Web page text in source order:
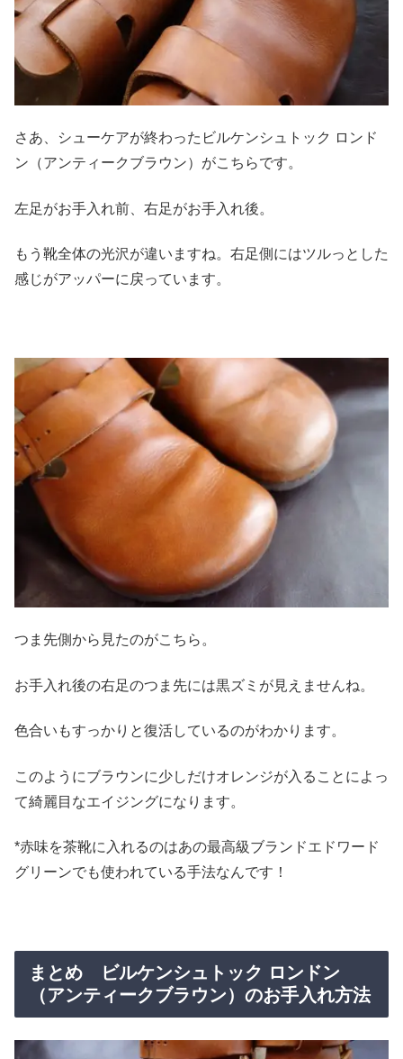
さあ、シューケアが終わったビルケンシュトック ロンド
ン（アンティークブラウン）がこちらです。
左足がお手入れ前、右足がお手入れ後。
もう靴全体の光沢が違いますね。右足側にはツルっとした
感じがアッパーに戻っています。
つま先側から見たのがこちら。
お手入れ後の右足のつま先には黒ズミが見えませんね。
色合いもすっかりと復活しているのがわかります。
このようにブラウンに少しだけオレンジが入ることによっ
て綺麗目なエイジングになります。
*赤味を茶靴に入れるのはあの最高級ブランドエドワード
グリーンでも使われている手法なんです！
まとめ ビルケンシュトック ロンドン
（アンティークブラウン）のお手入れ方法